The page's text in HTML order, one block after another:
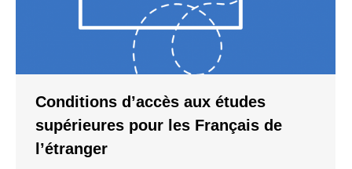
Conditions d’accès aux études
supérieures pour les Français de
l’étranger